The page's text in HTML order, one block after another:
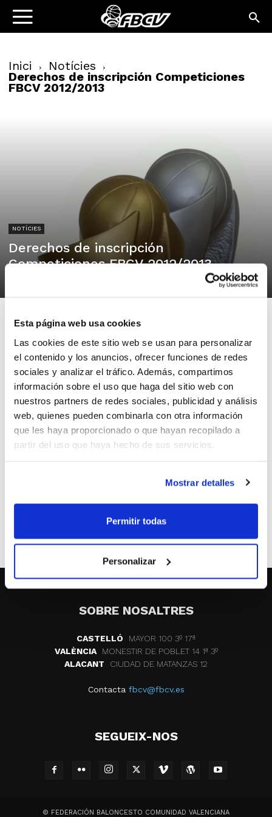
Esta página web usa cookies
Las cookies de este sitio web se usan para personalizar
el contenido y los anuncios, ofrecer funciones de redes
sociales y analizar el tráfico. Además, compartimos
información sobre el uso que haga del sitio web con
nuestros partners de redes sociales, publicidad y análisis
web, quienes pueden combinarla con otra información
que les haya proporcionado o que hayan recopilado a
partir del uso que haya hecho de sus servicios.
Mostrar detalles
Permitir todas
Personalizar
Inici Notícies
Derechos de inscripción Competiciones
FBCV 2012/2013
NOTÍCIES
Derechos de inscripción
Competiciones FBCV 2012/2013
Ya se pueden consultar los Derechos de Inscripción
para la Temporada 2012/13 en todas las categorías
Senior y Junior.
Además de los equipos que van a tener derecho de
inscripción en cada una de las categorías, se pueden
SOBRE NOSALTRES
CASTELLÓ
MAYOR 100 3º 17ª
VALÈNCIA
MONESTIR DE POBLET 14 1ª 3º
ALACANT
CIUDAD DE MATANZAS 12
Contacta fbcv@fbcv.es
SEGUEIX-NOS
© FEDERACIÓN BALONCESTO COMUNIDAD VALENCIANA